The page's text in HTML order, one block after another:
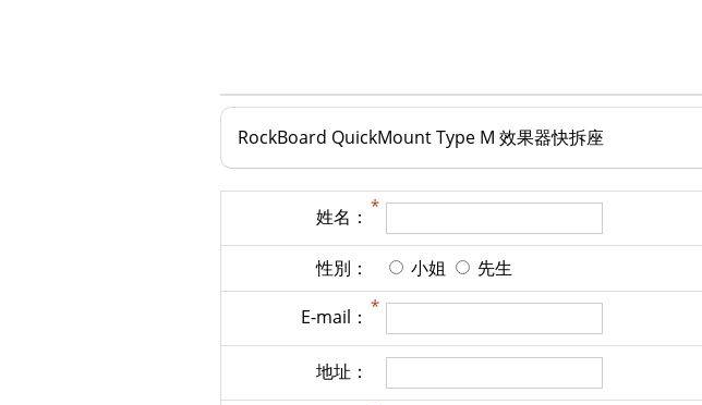
RockBoard QuickMount Type M 效果器快拆座
姓名：
性別： 小姐 先生
E-mail：
地址：